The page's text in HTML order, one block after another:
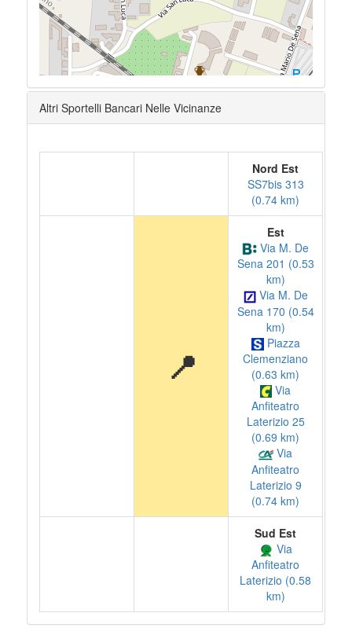
Altri Sportelli Bancari Nelle Vicinanze
Nord Est
SS7bis 313
(0.74 km)
📍
Est
Via M. De
Sena 201 (0.53
km)
Via M. De
Sena 170 (0.54
km)
Piazza
Clemenziano
(0.63 km)
Via
Anfiteatro
Laterizio 25
(0.69 km)
Via
Anfiteatro
Laterizio 9
(0.74 km)
Sud Est
Via
Anfiteatro
Laterizio (0.58
km)